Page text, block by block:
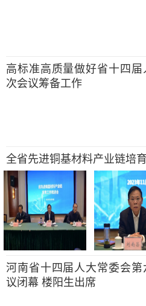
高标准高质量做好省十四届
次会议筹备工作
全省先进铜基材料产业链培
河南省十四届人大常委会第
议闭幕 楼阳生出席